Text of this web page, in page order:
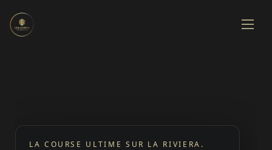
LA COURSE ULTIME SUR LA RIVIERA.